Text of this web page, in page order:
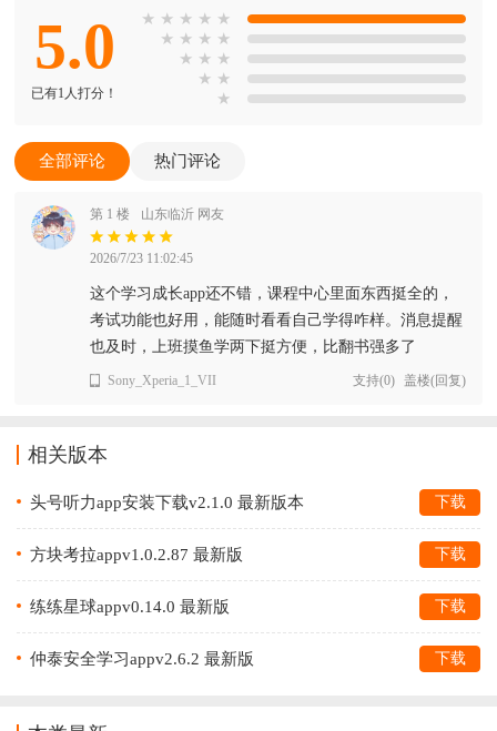
5.0
已有1人打分！
★ ★ ★ ★ ★
★ ★ ★ ★
★ ★ ★
★ ★
★
全部评论 热门评论
第 1 楼 山东临沂 网友
2026/7/23 11:02:45
这个学习成长app还不错，课程中心里面东西挺全的，
考试功能也好用，能随时看看自己学得咋样。消息提醒
也及时，上班摸鱼学两下挺方便，比翻书强多了
Sony_Xperia_1_VII 支持(0) 盖楼(回复)
相关版本
头号听力app安装下载v2.1.0 最新版本 下载
方块考拉appv1.0.2.87 最新版 下载
练练星球appv0.14.0 最新版 下载
仲泰安全学习appv2.6.2 最新版 下载